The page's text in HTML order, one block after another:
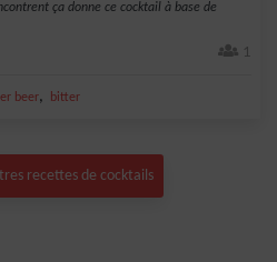
ça donne ce cocktail à base de
1
beer, bitter
recettes de cocktails